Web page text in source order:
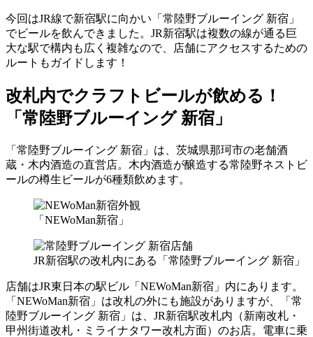
今回はJR線で新宿駅に向かい「常陸野ブルーイング 新宿」
でビールを飲んできました。JR新宿駅は複数の線が通る巨
大な駅で構内も広く複雑なので、店舗にアクセスするための
ルートもガイドします！
改札内でクラフトビールが飲める！
「常陸野ブルーイング 新宿」
「常陸野ブルーイング 新宿」は、茨城県那珂市の老舗酒
蔵・木内酒造の直営店。木内酒造が醸造する常陸野ネストビ
ールの樽生ビールが6種類飲めます。
「NEWoMan新宿」
JR新宿駅の改札内にある「常陸野ブルーイング 新宿」
店舗はJR東日本の駅ビル「NEWoMan新宿」内にあります。
「NEWoMan新宿」は改札の外にも施設がありますが、「常
陸野ブルーイング 新宿」は、JR新宿駅改札内（新南改札・
甲州街道改札・ミライナタワー改札方面）のお店。電車に乗